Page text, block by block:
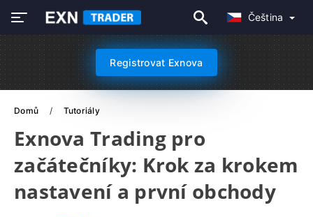
Čeština
Registrovat Exnova
Domů Tutoriály
Exnova Trading pro
začátečníky: Krok za krokem
nastavení a první obchody